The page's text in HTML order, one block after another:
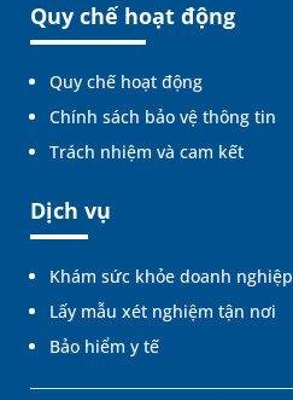
Quy chế hoạt động
Quy chế hoạt động
Chính sách bảo vệ thông tin
Trách nhiệm và cam kết
Dịch vụ
Khám sức khỏe doanh nghiệp
Lấy mẫu xét nghiệm tận nơi
Bảo hiểm y tế